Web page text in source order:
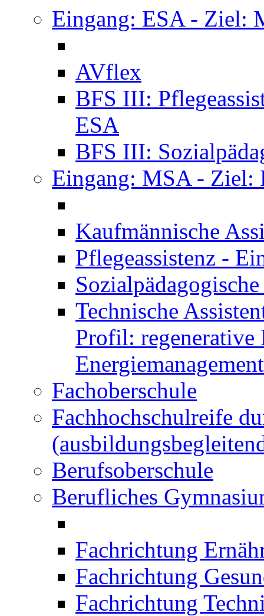
Eingang: ESA - Ziel:
AVflex
BFS III:
ESA
BFS III:
Eingang: MSA - Ziel:
Kaufmännische
Pflegeassistenz -
Technische
Profil: regenerative
Energiemanagement
Fachoberschule
Fachhochschulreife
Berufsoberschule
Berufliches
Fachrichtung
Fachrichtung
Fachrichtung